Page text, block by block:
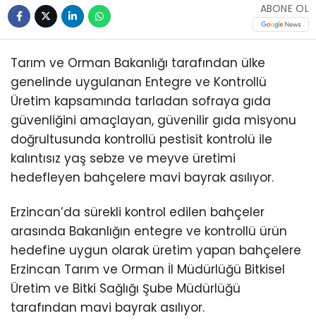
ABONE OL
Tarım ve Orman Bakanlığı tarafından ülke
genelinde uygulanan Entegre ve Kontrollü
Üretim kapsamında tarladan sofraya gıda
güvenliğini amaçlayan, güvenilir gıda misyonu
doğrultusunda kontrollü pestisit kontrolü ile
kalıntısız yaş sebze ve meyve üretimi
hedefleyen bahçelere mavi bayrak asılıyor.
Erzincan’da sürekli kontrol edilen bahçeler
arasında Bakanlığın entegre ve kontrollü ürün
hedefine uygun olarak üretim yapan bahçelere
Erzincan Tarım ve Orman İl Müdürlüğü Bitkisel
Üretim ve Bitki Sağlığı Şube Müdürlüğü
tarafından mavi bayrak asılıyor.